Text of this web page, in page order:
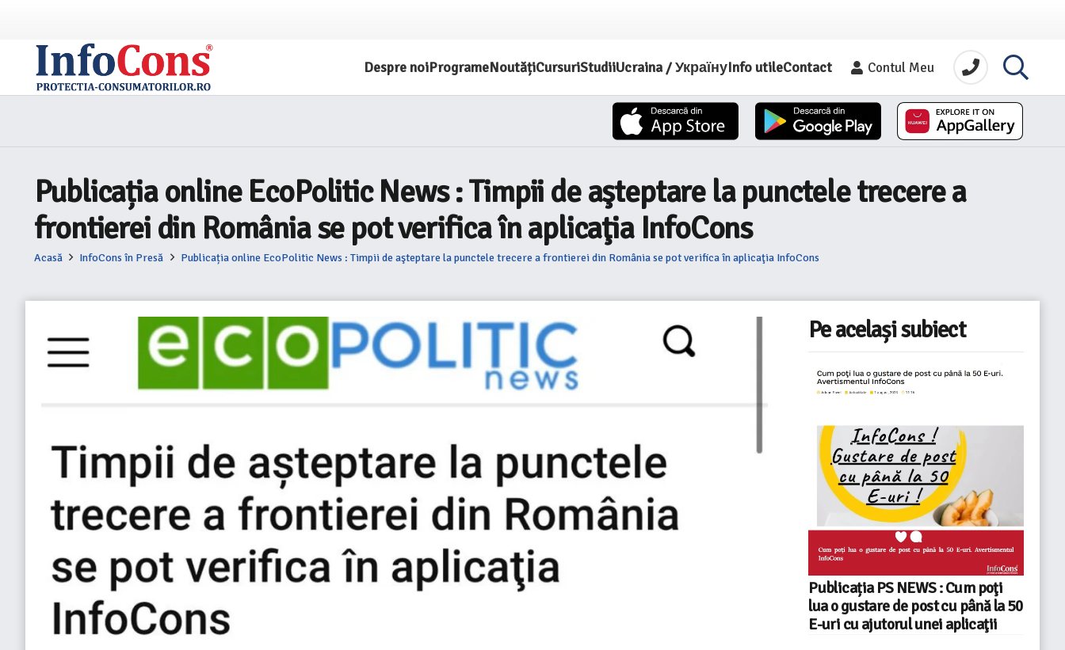
Despre noiProgrameNoutățiCursuriStudiiUcraina / УкраїнуInfo utileContact Contul Meu
Publicația online EcoPolitic News : Timpii de aşteptare la punctele trecere a
frontierei din România se pot verifica în aplicaţia InfoCons
Acasă InfoCons în Presă Publicația online EcoPolitic News : Timpii de aşteptare la punctele trecere a frontierei din România se pot verifica în aplicaţia InfoCons
Pe același subiect
Publicația PS NEWS : Cum poţi
lua o gustare de post cu până la 50
E-uri cu ajutorul unei aplicaţii